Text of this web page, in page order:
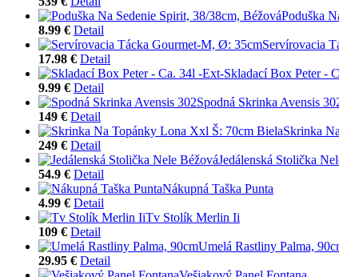
Poduška
8.99 € Detail
Servírovacia
17.98 € Detail
Skladací Box Peter -
9.99 € Detail
Spodná Skrinka Avensis
149 € Detail
Skrinka
249 € Detail
Jedálenská Stolička
54.9 € Detail
Nákupná Taška Punta
4.99 € Detail
Tv Stolík Merlin Ii
109 € Detail
Umelá Rastliny Palma,
29.95 € Detail